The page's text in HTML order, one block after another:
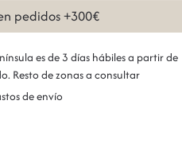
pedidos +300€
es de 3 días hábiles a partir de
Resto de zonas a consultar
de envío